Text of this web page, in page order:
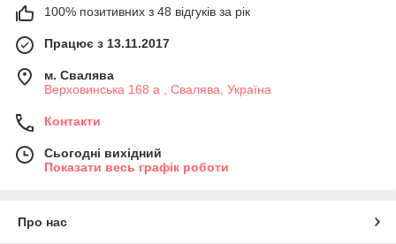
100% позитивних з 48 відгуків за рік
Працює з 13.11.2017
м. Свалява
Верховинська 168 а , Свалява, Україна
Контакти
Сьогодні вихідний
Показати весь графік роботи
Про нас